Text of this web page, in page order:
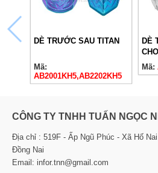
DÈ TRƯỚC SAU TITAN
Mã:
AB2001KH5,AB2202KH5
DÈ
Mã:
CÔNG TY TNHH TUẤN NGỌC
Địa chỉ : 519F - Ấp Ngũ Phúc - Xã Hố
Đồng Nai
Email: infor.tnn@gmail.com